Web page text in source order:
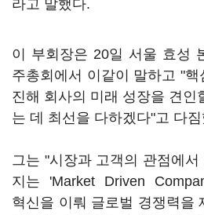
라고 말했다.
이 부회장은 20일 서울 효성
주총회에서 이같이 말하고 "
진해 회사의 미래 성장을 견인
는 데 최선을 다하겠다"고 다
그는 "시장과 고객의 관점에
지는 'Market Driven
혁신을 이뤄 글로벌 경쟁력을